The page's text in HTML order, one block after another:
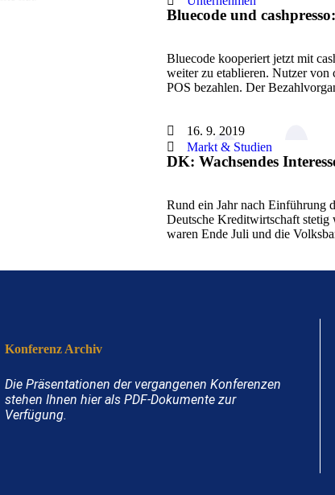
Bluecode und
Bluecode kooperiert jetzt mit
weiter zu etablieren. Nutzer von
POS bezahlen. Der
16. 9. 2019
Markt & Studien
DK: Wachsendes
Rund ein Jahr nach Einführung
Deutsche Kreditwirtschaft stetig
waren Ende Juli und die
Konferenz Archiv
Die Präsentationen der vergangenen Konferenzen
stehen Ihnen hier als PDF-Dokumente zur
Verfügung.